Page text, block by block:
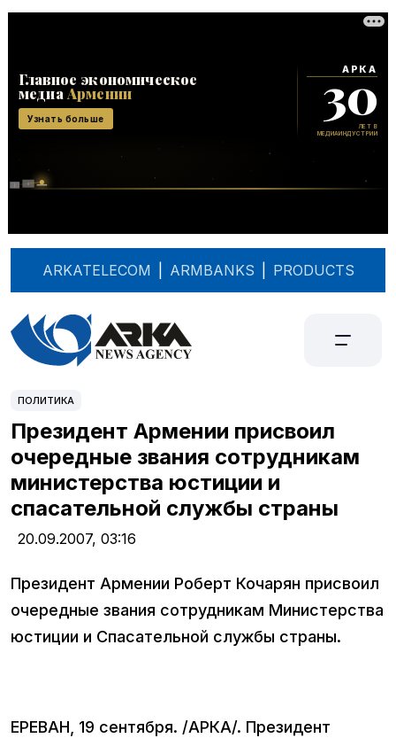
ARKATELECOM ARMBANKS PRODUCTS
ПОЛИТИКА
Президент Армении присвоил
очередные звания сотрудникам
министерства юстиции и
спасательной службы страны
20.09.2007, 03:16
Президент Армении Роберт Кочарян присвоил
очередные звания сотрудникам Министерства
юстиции и Спасательной службы страны.
ЕРЕВАН, 19 сентября. /АРКА/. Президент